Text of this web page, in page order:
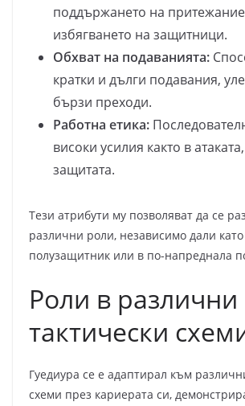
поддържането на
избягването на защитници.
Обхват на подаванията:
кратки и дълги подавания,
бързи преходи.
Работна етика:
високи усилия както в
защитата.
Тези атрибути му позволяват да се
различни роли, независимо дали
полузащитник или в по-напреднала
Роли в различни
тактически
Гуедиура се е адаптирал към
схеми през кариерата си,